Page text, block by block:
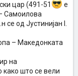
цар (491-51
е
Самоилова
од Јустинијан I.
– Македонката
на
како што се вели